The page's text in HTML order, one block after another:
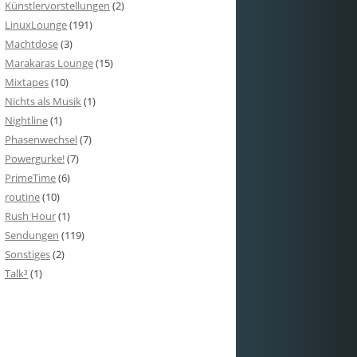
Künstlervorstellungen (2)
LinuxLounge(191)
Machtdose(3)
Marakaras Lounge(15)
Mixtapes(10)
Nichts als Musik(1)
Nightline(1)
Phasenwechsel(7)
Powergurke!(7)
PrimeTime(6)
routine(10)
Rush Hour(1)
Sendungen (119)
Sonstiges(2)
Talk³ (1)